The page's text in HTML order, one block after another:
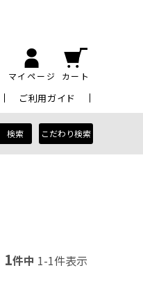
マイページ カート
ご利用ガイド
検索 こだわり検索
1件中 1-1件表示